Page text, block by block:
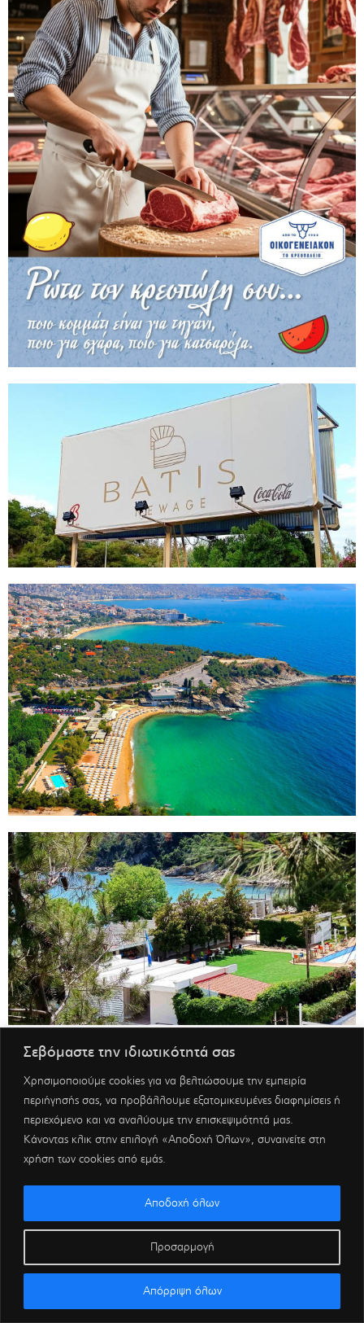
Σεβόμαστε την ιδιωτικότητά σας
Χρησιμοποιούμε cookies για να βελτιώσουμε την εμπειρία
περιήγησής σας, να προβάλλουμε εξατομικευμένες διαφημίσεις ή
περιεχόμενο και να αναλύουμε την επισκεψιμότητά μας.
Κάνοντας κλικ στην επιλογή «Αποδοχή Όλων», συναινείτε στη
χρήση των cookies από εμάς.
Προσαρμογή
Απόρριψη όλων
Αποδοχή όλων